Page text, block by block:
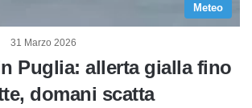
Meteo
31 Marzo 2026
Puglia: allerta gialla fino
domani scatta